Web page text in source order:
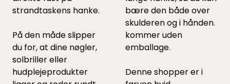
strandtaskens hanke.
På den måde slipper
du for, at dine nøgler,
solbriller eller
hudplejeprodukter
bære den både over
skulderen og i hånden.
kommer uden
emballage.
Denne shopper er i